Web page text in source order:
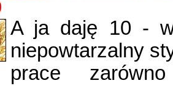
A ja daję 10 -
niepowtarzalny
prace